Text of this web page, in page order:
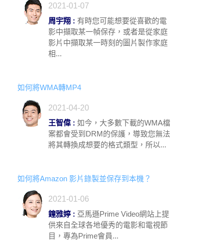
2021-01-07
周宇翔 : 有時您可能想要從喜歡的電
影中擷取某一幀保存，或者是從家庭
影片中擷取某一時刻的圖片製作家庭
相...
如何將WMA轉MP4
2021-04-20
王智偉 : 如今，大多數下載的WMA檔
案都會受到DRM的保護，導致您無法
將其轉換成想要的格式類型，所以...
如何將Amazon 影片錄製並保存到本機？
2021-01-06
鐘雅婷 : 亞馬遜Prime Video網站上提
供來自全球各地優秀的電影和電視節
目，專為Prime會員...